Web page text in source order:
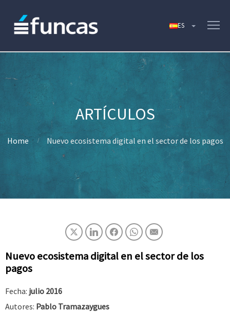
Home Nuevo ecosistema digital en el sector de los pagos
Nuevo ecosistema digital en el sector de los
pagos
Fecha: julio 2016
Autores: Pablo Tramazaygues